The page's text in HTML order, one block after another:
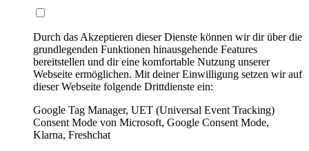
Durch das Akzeptieren dieser Dienste können wir dir über die
grundlegenden Funktionen hinausgehende Features
bereitstellen und dir eine komfortable Nutzung unserer
Webseite ermöglichen. Mit deiner Einwilligung setzen wir auf
dieser Webseite folgende Drittdienste ein:
Google Tag Manager, UET (Universal Event Tracking)
Consent Mode von Microsoft, Google Consent Mode,
Klarna, Freshchat